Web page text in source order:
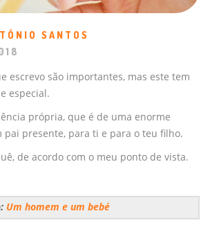
SANTOS
escrevo são importantes, mas este tem
especial.
própria, que é de uma enorme
pai presente, para ti e para o teu filho.
de acordo com o meu ponto de vista.
Um homem e um bebé